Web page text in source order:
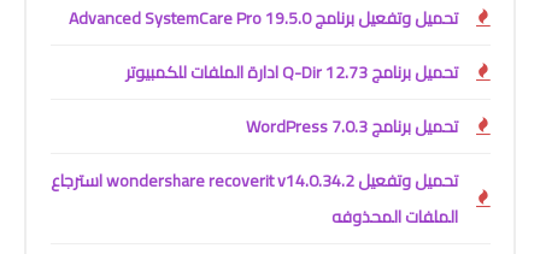
تحميل وتفعيل برنامج Advanced SystemCare Pro 19.5.0
تحميل برنامج Q-Dir 12.73 ادارة الملفات للكمبيوتر
تحميل برنامج WordPress 7.0.3
تحميل وتفعيل wondershare recoverit v14.0.34.2 استرجاع
الملفات المحذوفه